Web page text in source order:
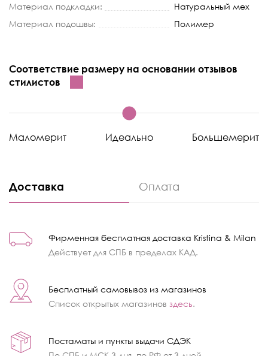
Материал подкладки:
Натуральный мех
Материал подошвы:
Полимер
Соответствие размеру на основании отзывов
стилистов
Маломерит Идеально Большемерит
Доставка Оплата
Фирменная бесплатная доставка Kristina & Milan
Действует для СПБ в пределах КАД.
Бесплатный самовывоз из магазинов
Список открытых магазинов здесь.
Постаматы и пункты выдачи СДЭК